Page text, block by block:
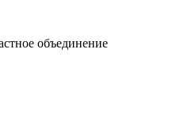
объединение